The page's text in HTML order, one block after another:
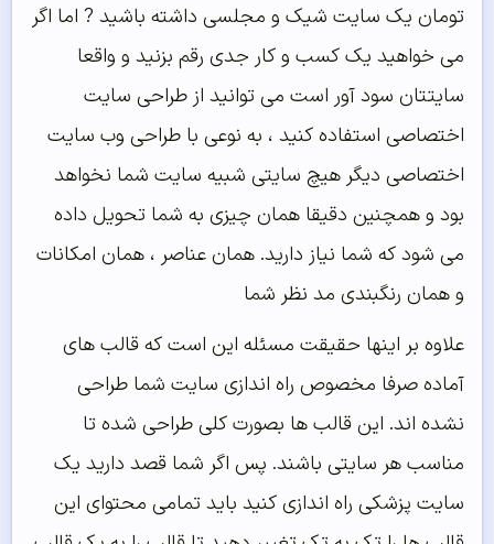
تومان یک سایت شیک و مجلسی داشته باشید ? اما اگر
می خواهید یک کسب و کار جدی رقم بزنید و واقعا
سایتتان سود آور است می توانید از طراحی سایت
اختصاصی استفاده کنید ، به نوعی با طراحی وب سایت
اختصاصی دیگر هیچ سایتی شبیه سایت شما نخواهد
بود و همچنین دقیقا همان چیزی به شما تحویل داده
می شود که شما نیاز دارید. همان عناصر ، همان امکانات
و همان رنگبندی مد نظر شما
علاوه بر اینها حقیقت مسئله این است که قالب های
آماده صرفا مخصوص راه اندازی سایت شما طراحی
نشده اند. این قالب ها بصورت کلی طراحی شده تا
مناسب هر سایتی باشند. پس اگر شما قصد دارید یک
سایت پزشکی راه اندازی کنید باید تمامی محتوای این